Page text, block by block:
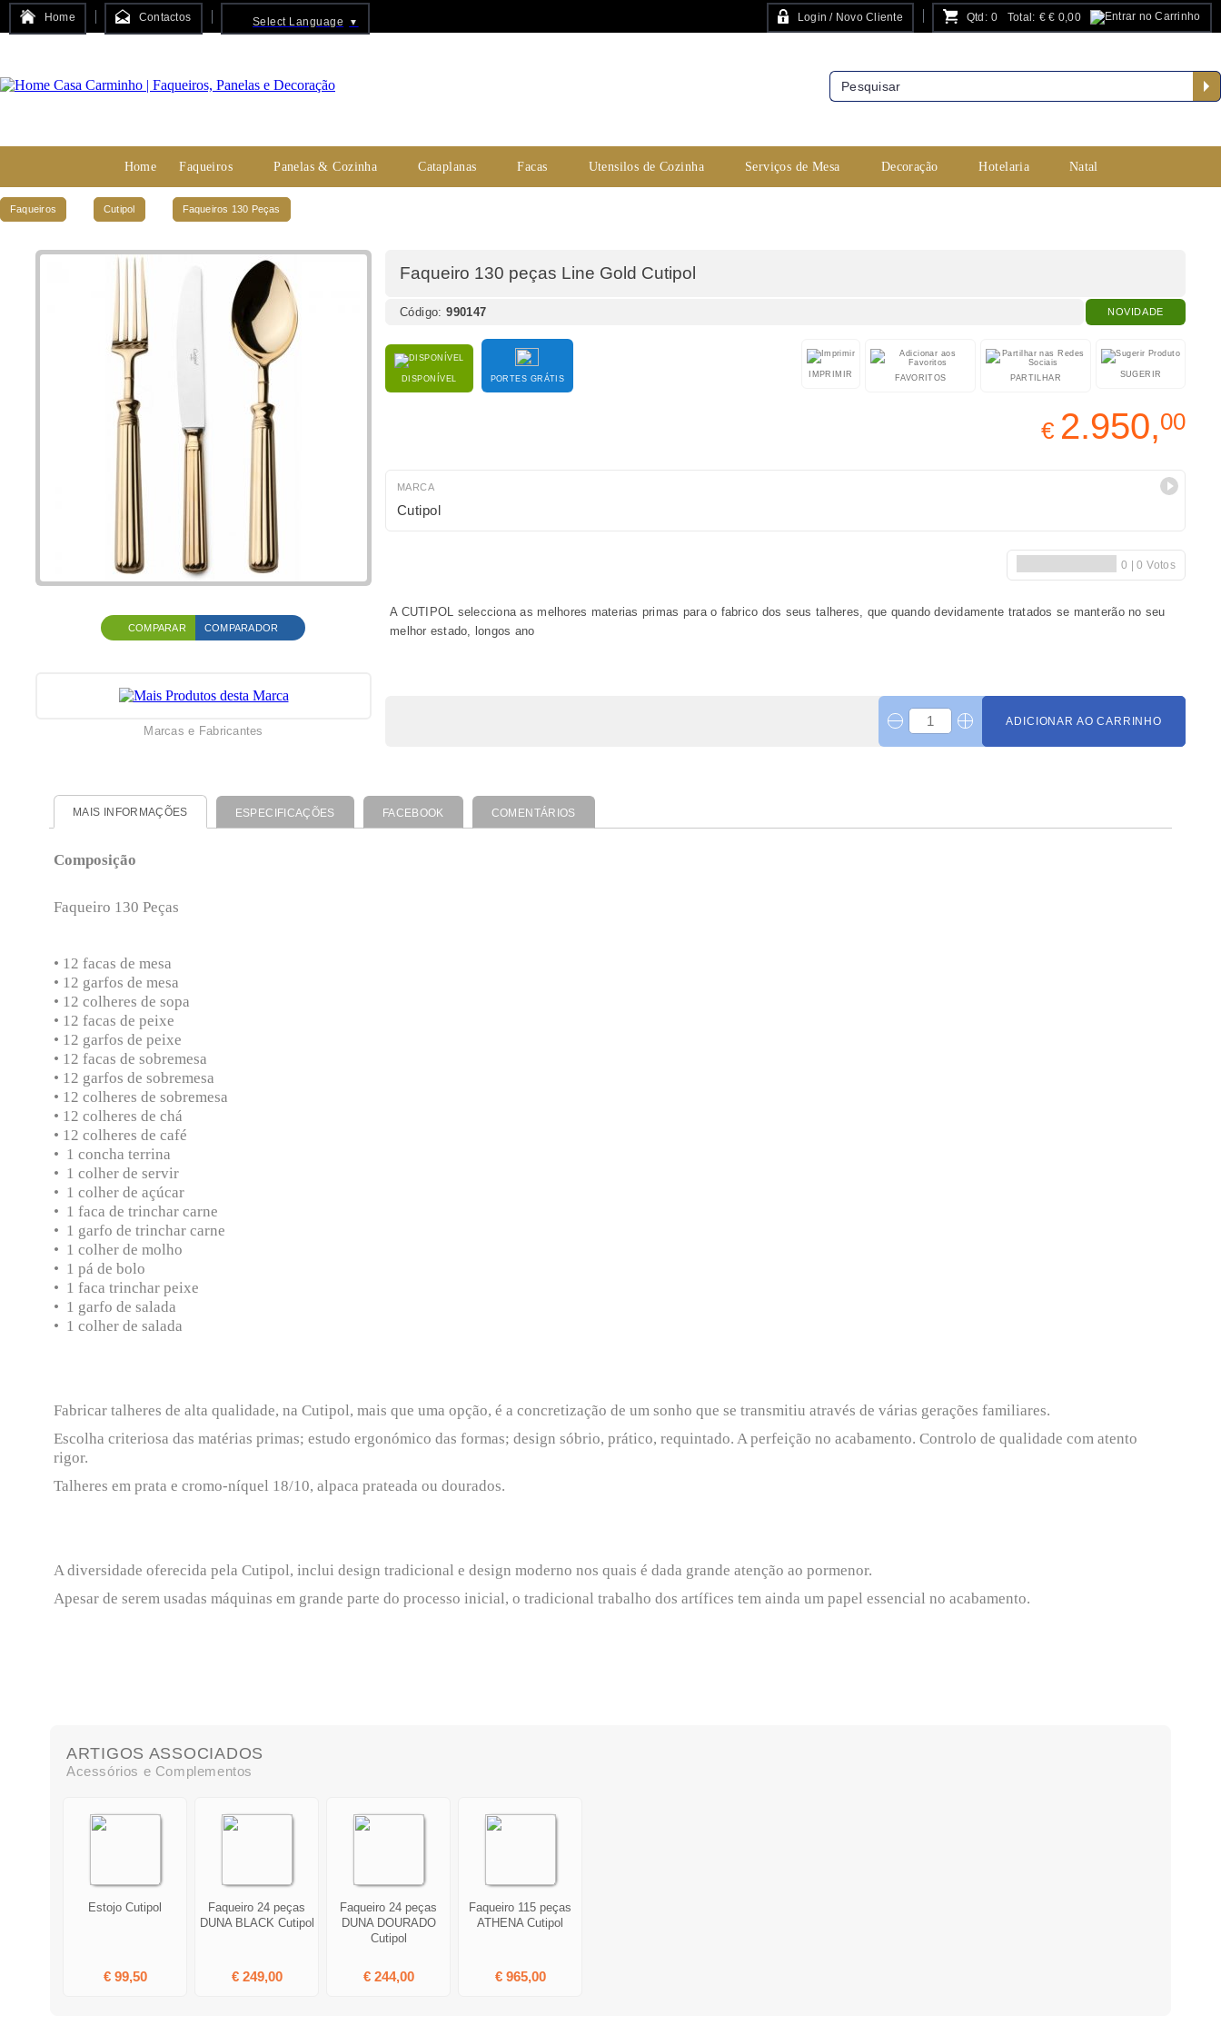
Home Contactos Select Language ▼ Login / Novo Cliente Qtd: 0 Total: €€ 0,00
Home Faqueiros Panelas & Cozinha Cataplanas Facas Utensilos de Cozinha Serviços de Mesa Decoração Hotelaria Natal
Faqueiros Cutipol Faqueiros 130 Peças
COMPARAR COMPARADOR
Marcas e Fabricantes
Faqueiro 130 peças Line Gold Cutipol
Código:990147 NOVIDADE
DISPONÍVEL PORTES GRÁTIS SUGERIR
PARTILHAR
FAVORITOS
IMPRIMIR
€ 2.950,00
MARCA
Cutipol
A CUTIPOL selecciona as melhores materias primas para o fabrico dos seus talheres, que quando devidamente tratados se manterão no seu
melhor estado, longos ano
ADICIONAR AO CARRINHO
MAIS INFORMAÇÕES ESPECIFICAÇÕES FACEBOOK COMENTÁRIOS
Composição
Faqueiro 130 Peças
• 12 facas de mesa
• 12 garfos de mesa
• 12 colheres de sopa
• 12 facas de peixe
• 12 garfos de peixe
• 12 facas de sobremesa
• 12 garfos de sobremesa
• 12 colheres de sobremesa
• 12 colheres de chá
• 12 colheres de café
• 1 concha terrina
• 1 colher de servir
• 1 colher de açúcar
• 1 faca de trinchar carne
• 1 garfo de trinchar carne
• 1 colher de molho
• 1 pá de bolo
• 1 faca trinchar peixe
• 1 garfo de salada
• 1 colher de salada
Fabricar talheres de alta qualidade, na Cutipol, mais que uma opção, é a concretização de um sonho que se transmitiu através de várias gerações familiares.
Escolha criteriosa das matérias primas; estudo ergonómico das formas; design sóbrio, prático, requintado. A perfeição no acabamento. Controlo de qualidade com atento
rigor.
Talheres em prata e cromo-níquel 18/10, alpaca prateada ou dourados.
A diversidade oferecida pela Cutipol, inclui design tradicional e design moderno nos quais é dada grande atenção ao pormenor.
Apesar de serem usadas máquinas em grande parte do processo inicial, o tradicional trabalho dos artífices tem ainda um papel essencial no acabamento.
ARTIGOS ASSOCIADOS
Acessórios e Complementos
Estojo Cutipol
€ 99,50
Faqueiro 24 peças
DUNA BLACK Cutipol
€ 249,00
Faqueiro 24 peças
DUNA DOURADO
Cutipol
€ 244,00
Faqueiro 115 peças
ATHENA Cutipol
€ 965,00